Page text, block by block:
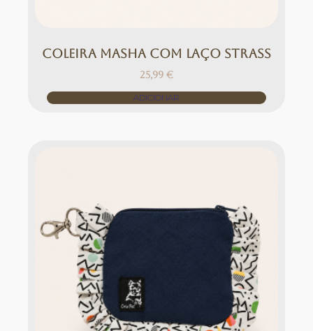
COLEIRA MASHA COM LAÇO STRASS
25,99 €
ADICIONAR